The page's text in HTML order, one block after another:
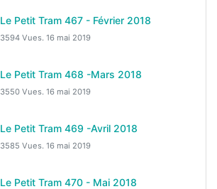
Le Petit Tram 467 - Février 2018
3594 Vues. 16 mai 2019
Le Petit Tram 468 -Mars 2018
3550 Vues. 16 mai 2019
Le Petit Tram 469 -Avril 2018
3585 Vues. 16 mai 2019
Le Petit Tram 470 - Mai 2018